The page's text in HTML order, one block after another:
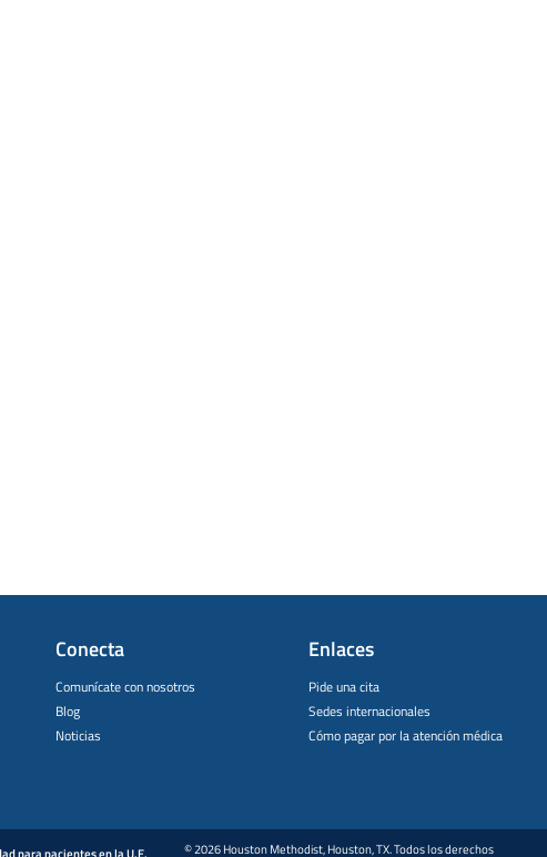
Conecta
Comunícate con nosotros
Blog
Noticias
Enlaces
Pide una cita
Sedes internacionales
Cómo pagar por la atención médica
© 2026 Houston Methodist, Houston, TX. Todos los derechos